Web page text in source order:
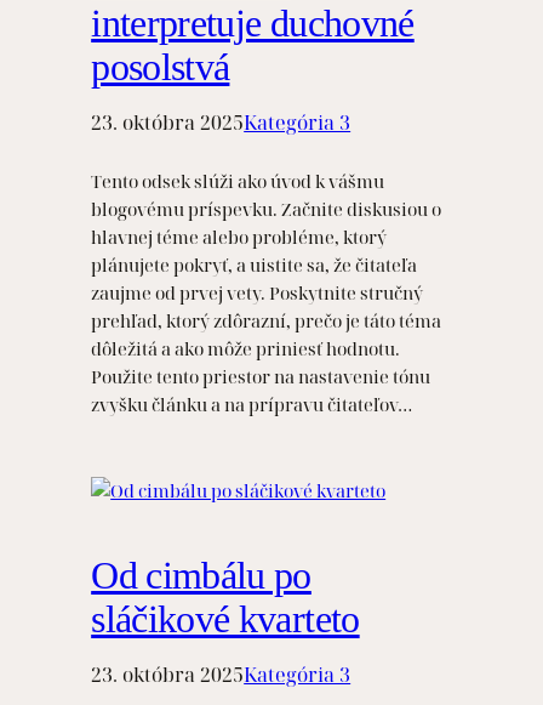
interpretuje duchovné
posolstvá
23. októbra 2025Kategória 3
Tento odsek slúži ako úvod k vášmu
blogovému príspevku. Začnite diskusiou o
hlavnej téme alebo probléme, ktorý
plánujete pokryť, a uistite sa, že čitateľa
zaujme od prvej vety. Poskytnite stručný
prehľad, ktorý zdôrazní, prečo je táto téma
dôležitá a ako môže priniesť hodnotu.
Použite tento priestor na nastavenie tónu
zvyšku článku a na prípravu čitateľov…
Od cimbálu po
sláčikové kvarteto
23. októbra 2025Kategória 3